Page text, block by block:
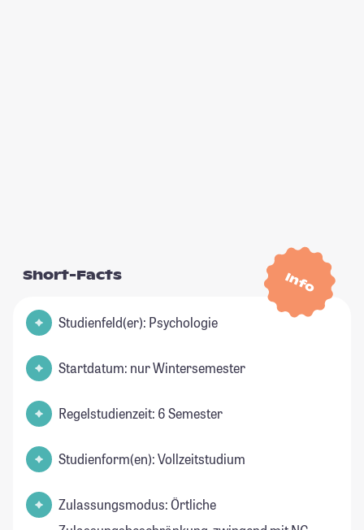
Info
Short-Facts
Studienfeld(er): Psychologie
Startdatum: nur Wintersemester
Regelstudienzeit: 6 Semester
Studienform(en): Vollzeitstudium
Zulassungsmodus: Örtliche